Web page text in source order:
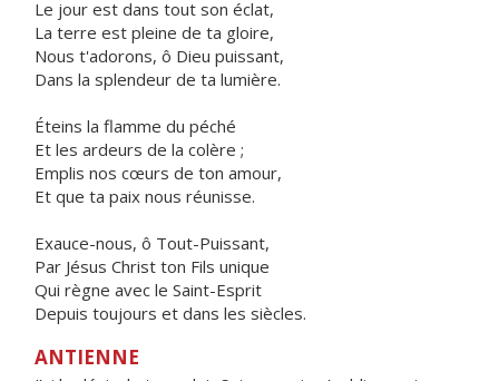
Le jour est dans tout son éclat,
La terre est pleine de ta gloire,
Nous t'adorons, ô Dieu puissant,
Dans la splendeur de ta lumière.
Éteins la flamme du péché
Et les ardeurs de la colère ;
Emplis nos cœurs de ton amour,
Et que ta paix nous réunisse.
Exauce-nous, ô Tout-Puissant,
Par Jésus Christ ton Fils unique
Qui règne avec le Saint-Esprit
Depuis toujours et dans les siècles.
ANTIENNE